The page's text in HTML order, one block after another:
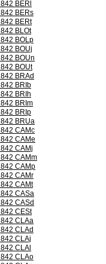
842 BERl
842 BERs
842 BERt
842 BLOt
842 BOLp
842 BOUj
842 BOUn
842 BOUt
842 BRAd
842 BRIb
842 BRIh
842 BRIm
842 BRIp
842 BRUa
842 CAMc
842 CAMe
842 CAMj
842 CAMm
842 CAMp
842 CAMr
842 CAMt
842 CASa
842 CASd
842 CESt
842 CLAa
842 CLAd
842 CLAj
842 CLAl
842 CLAo